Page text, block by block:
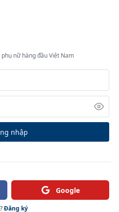
nữ hàng đầu Việt Nam
nhập
Google
Đăng ký